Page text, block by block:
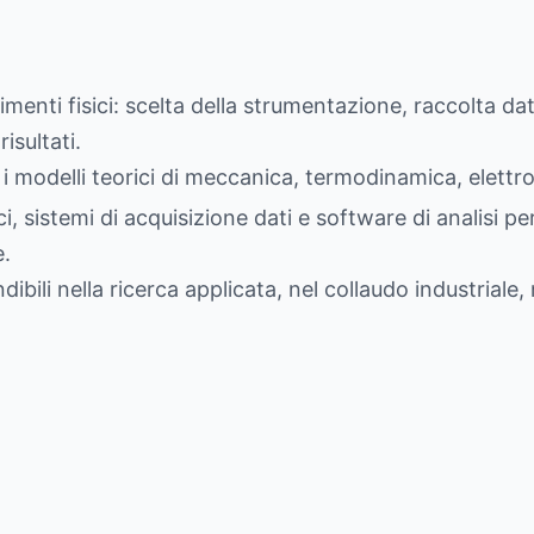
fisici: scelta della strumentazione, raccolta
modelli teorici di meccanica, termodinamica,
sistemi di acquisizione dati e software di analisi
nella ricerca applicata, nel collaudo